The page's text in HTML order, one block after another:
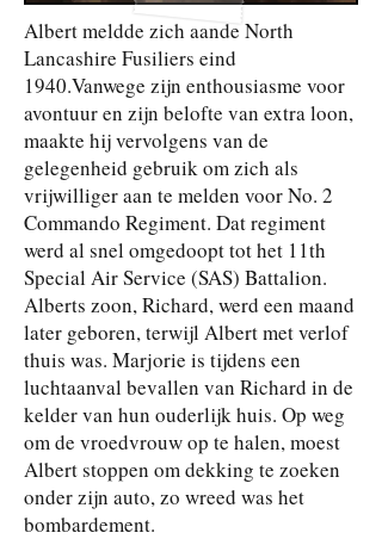
Albert meldde zich aande North
Lancashire Fusiliers eind
1940.Vanwege zijn enthousiasme voor
avontuur en zijn belofte van extra loon,
maakte hij vervolgens van de
gelegenheid gebruik om zich als
vrijwilliger aan te melden voor No. 2
Commando Regiment. Dat regiment
werd al snel omgedoopt tot het 11th
Special Air Service (SAS) Battalion.
Alberts zoon, Richard, werd een maand
later geboren, terwijl Albert met verlof
thuis was. Marjorie is tijdens een
luchtaanval bevallen van Richard in de
kelder van hun ouderlijk huis. Op weg
om de vroedvrouw op te halen, moest
Albert stoppen om dekking te zoeken
onder zijn auto, zo wreed was het
bombardement.